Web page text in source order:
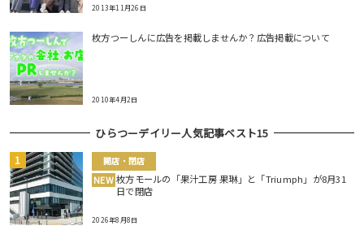
2013年11月26日
枚方つーしんに広告を掲載しませんか？広告掲載について
2010年4月2日
ひらつーデイリー人気記事ベスト15
開店・閉店
NEW 枚方モールの「果汁工房 果琳」と「Triumph」が8月31
日で閉店
2026年8月8日